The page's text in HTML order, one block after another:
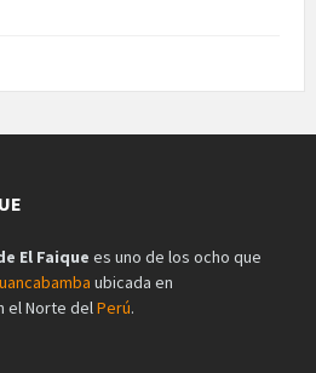
El Faique es uno de los ocho que
ubicada en
el Norte delPerú.